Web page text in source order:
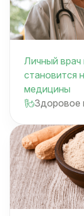
Личный
становится
медицины
Здоровое